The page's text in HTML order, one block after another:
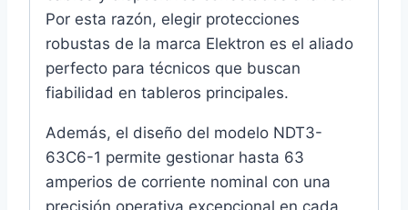
Por esta razón, elegir protecciones
robustas de la marca Elektron es el aliado
perfecto para técnicos que buscan
fiabilidad en tableros principales.
Además, el diseño del modelo NDT3-
63C6-1 permite gestionar hasta 63
amperios de corriente nominal con una
precisión operativa excepcional en cada